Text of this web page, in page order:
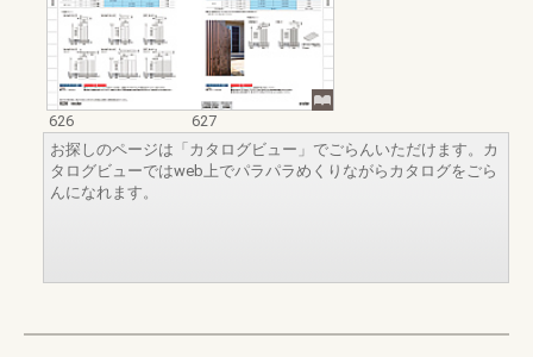
626
627
お探しのページは「カタログビュー」でごらんいただけます。カ
タログビューではweb上でパラパラめくりながらカタログをごら
んになれます。